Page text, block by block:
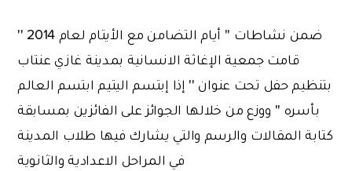
ضمن نشاطات '' أيام التضامن مع الأيتام لعام 2014 ''
قامت جمعية الإغاثة الانسانية بمدينة غازي عنتاب
بتنظيم حفل تحت عنوان '' إذا إبتسم اليتيم ابتسم العالم
بأسره '' ووزع من خلالها الجوائز على الفائزين بمسابقة
كتابة المقالات والرسم والتي يشارك فيها طلاب المدينة
في المراحل الاعدادية والثانوية